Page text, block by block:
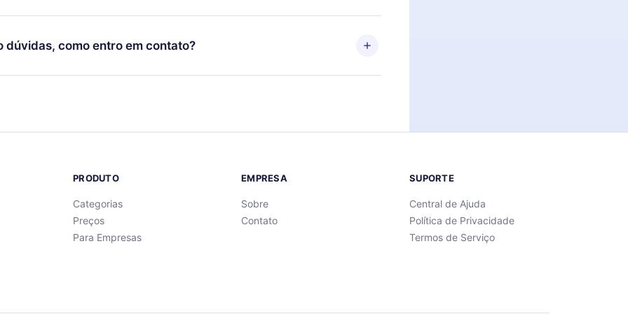
por não renovar sua assinatura do 12min, você pode cancelar a
e o próximo ciclo de cobrança não ocorrerá.
dúvidas, como entro em contato?
para entrar em contato porsupport@12min.com.
PRODUTO
Categorias
Preços
Para Empresas
EMPRESA
Sobre
Contato
SUPORTE
Central de Ajuda
Política de Privacidade
Termos de Serviço